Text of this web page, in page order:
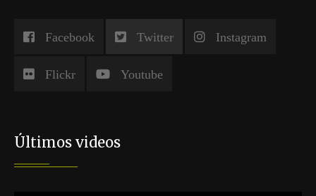
Facebook Twitter Instagram
Flickr Youtube
Últimos videos